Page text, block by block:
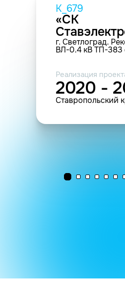
K_679
«СК
г. Светлоград.
ВЛ-0.4 кВ ТП-383
Реализация
2020 -
Ставропольский